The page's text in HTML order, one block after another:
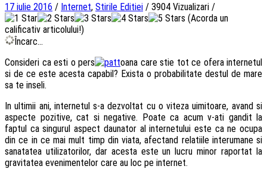
17 iulie 2016 / Internet, Stirile Editiei / 3904 Vizualizari /
(Acorda un
calificativ articolului!)
Încarc...
Consideri ca esti o pers
oana care stie tot ce ofera internetul
si de ce este acesta capabil? Exista o probabilitate destul de mare
sa te inseli.
In ultimii ani, internetul s-a dezvoltat cu o viteza uimitoare, avand si
aspecte pozitive, cat si negative. Poate ca acum v-ati gandit la
faptul ca singurul aspect daunator al internetului este ca ne ocupa
din ce in ce mai mult timp din viata, afectand relatiile interumane si
sanatatea utilizatorilor, dar acesta este un lucru minor raportat la
gravitatea evenimentelor care au loc pe internet.